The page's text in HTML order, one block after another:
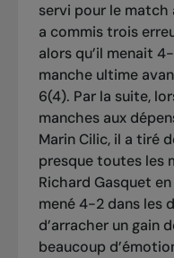
servi pour le match
a commis trois
alors qu’il menait
manche ultime
6(4). Par la suite,
manches aux
Marin Cilic, il a tiré
presque toutes les
Richard Gasquet
mené 4-2 dans les
d’arracher un gain
beaucoup